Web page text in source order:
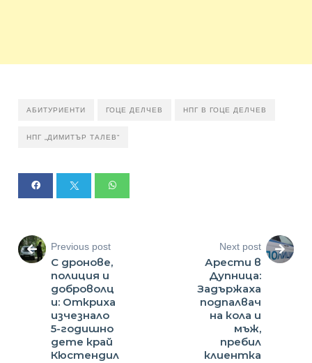
АБИТУРИЕНТИ ГОЦЕ ДЕЛЧЕВ НПГ В ГОЦЕ ДЕЛЧЕВ
НПГ „ДИМИТЪР ТАЛЕВ“
Previous post
С дронове,
полиция и
доброволц
и: Откриха
изчезнало
5-годишно
дете край
Кюстендил
Next post
Арести в
Дупница:
Задържаха
подпалвач
на кола и
мъж,
пребил
клиентка